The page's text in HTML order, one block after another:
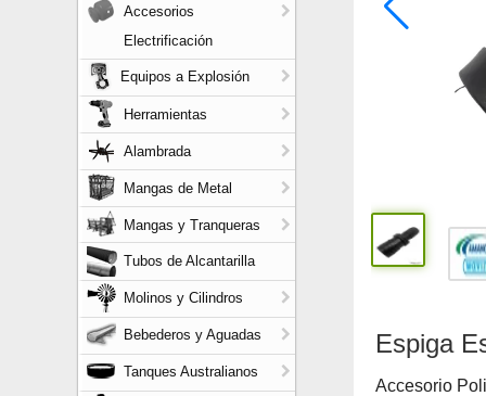
Accesorios
Electrificación
Equipos a Explosión
Herramientas
Alambrada
Mangas de Metal
Mangas y Tranqueras
Tubos de Alcantarilla
Molinos y Cilindros
Bebederos y Aguadas
Tanques Australianos
Espiga
Accesorio